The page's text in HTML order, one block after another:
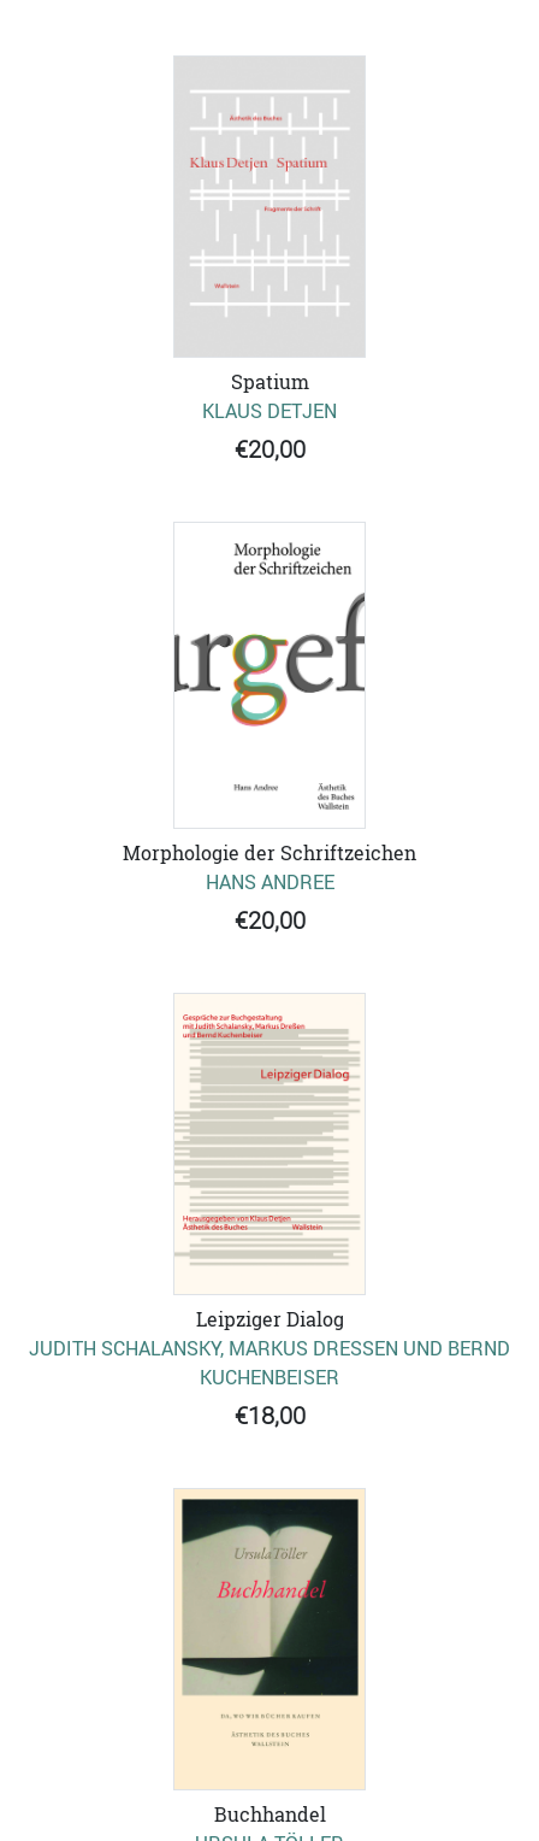
Spatium
KLAUS DETJEN
€20,00
Morphologie der Schriftzeichen
HANS ANDREE
€20,00
Leipziger Dialog
JUDITH SCHALANSKY, MARKUS DRESSEN UND BERND K
UCHENBEISER
€18,00
Buchhandel